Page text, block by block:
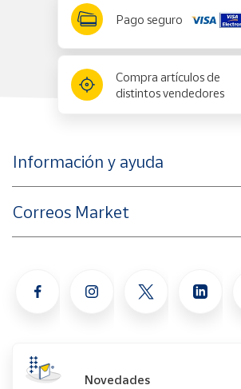
Pago seguro
Compra artículos de
distintos vendedores
Información y ayuda
Correos Market
Novedades